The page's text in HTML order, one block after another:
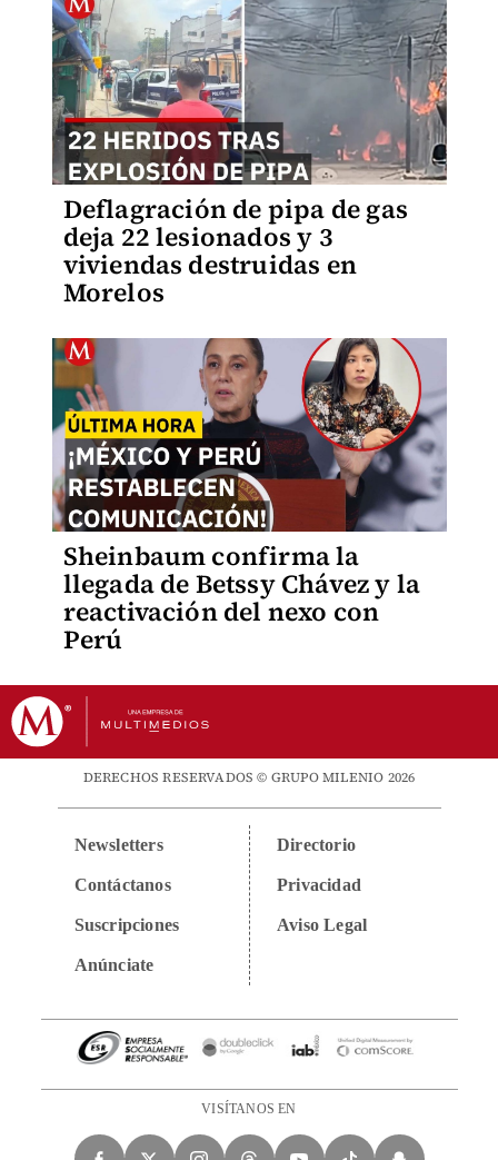
Deflagración de pipa de gas
deja 22 lesionados y 3
viviendas destruidas en
Morelos
Sheinbaum confirma la
llegada de Betssy Chávez y la
reactivación del nexo con
Perú
DERECHOS RESERVADOS © GRUPO MILENIO 2026
Newsletters
Contáctanos
Suscripciones
Anúnciate
Directorio
Privacidad
Aviso Legal
VISÍTANOS EN